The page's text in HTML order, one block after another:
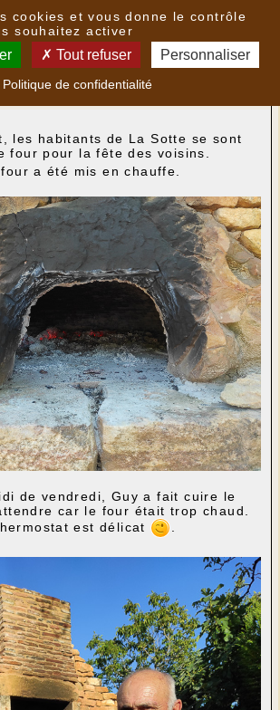
à La Sotte - le16/08/2024 00:35
les habitants de La Sotte se sont
four pour la fête des voisins.
a été mis en chauffe.
de vendredi, Guy a fait cuire le
car le four était trop chaud.
est délicat
.
cookies et vous donne le contrôle
souhaitez activer
Tout refuser Personnaliser
Politique de confidentialité